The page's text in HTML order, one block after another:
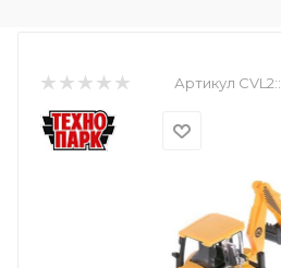
Артикул CVL2::